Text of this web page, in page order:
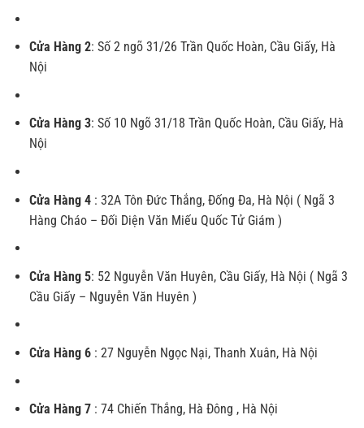
Cửa Hàng 2: Số 2 ngõ 31/26 Trần Quốc Hoàn, Cầu Giấy, Hà
Nội
Cửa Hàng 3: Số 10 Ngõ 31/18 Trần Quốc Hoàn, Cầu Giấy, Hà
Nội
Cửa Hàng 4 : 32A Tôn Đức Thắng, Đống Đa, Hà Nội ( Ngã 3
Hàng Cháo – Đối Diện Văn Miếu Quốc Tử Giám )
Cửa Hàng 5: 52 Nguyễn Văn Huyên, Cầu Giấy, Hà Nội ( Ngã 3
Cầu Giấy – Nguyễn Văn Huyên )
Cửa Hàng 6 : 27 Nguyễn Ngọc Nại, Thanh Xuân, Hà Nội
Cửa Hàng 7 : 74 Chiến Thắng, Hà Đông , Hà Nội